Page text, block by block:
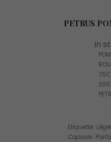
PETRUS
In
Etiquette:
Capsule: